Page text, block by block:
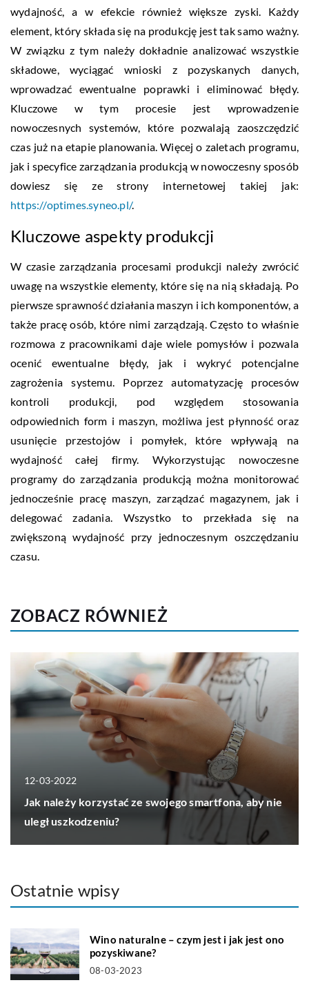
wydajność, a w efekcie również większe zyski. Każdy
element, który składa się na produkcję jest tak samo ważny.
W związku z tym należy dokładnie analizować wszystkie
składowe, wyciągać wnioski z pozyskanych danych,
wprowadzać ewentualne poprawki i eliminować błędy.
Kluczowe w tym procesie jest wprowadzenie
nowoczesnych systemów, które pozwalają zaoszczędzić
czas już na etapie planowania. Więcej o zaletach programu,
jak i specyfice zarządzania produkcją w nowoczesny sposób
dowiesz się ze strony internetowej takiej jak:
https://optimes.syneo.pl/.
Kluczowe aspekty produkcji
W czasie zarządzania procesami produkcji należy zwrócić
uwagę na wszystkie elementy, które się na nią składają. Po
pierwsze sprawność działania maszyn i ich komponentów, a
także pracę osób, które nimi zarządzają. Często to właśnie
rozmowa z pracownikami daje wiele pomysłów i pozwala
ocenić ewentualne błędy, jak i wykryć potencjalne
zagrożenia systemu. Poprzez automatyzację procesów
kontroli produkcji, pod względem stosowania
odpowiednich form i maszyn, możliwa jest płynność oraz
usunięcie przestojów i pomyłek, które wpływają na
wydajność całej firmy. Wykorzystując nowoczesne
programy do zarządzania produkcją można monitorować
jednocześnie pracę maszyn, zarządzać magazynem, jak i
delegować zadania. Wszystko to przekłada się na
zwiększoną wydajność przy jednoczesnym oszczędzaniu
czasu.
ZOBACZ RÓWNIEŻ
12-03-2022
Jak należy korzystać ze swojego smartfona, aby nie
uległ uszkodzeniu?
Ostatnie wpisy
Wino naturalne – czym jest i jak jest ono
pozyskiwane?
08-03-2023